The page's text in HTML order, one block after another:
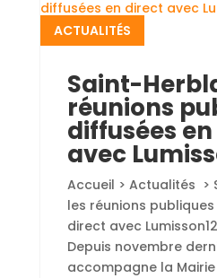
Saint-
réunions
diffusées
avec
ACTUALITÉS
Accueil > Actualités >
les réunions
direct avec
Depuis novembre
accompagne la Mairie